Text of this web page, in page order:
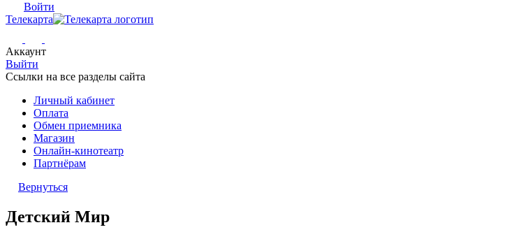
Войти
Телекарта
Аккаунт
Выйти
Ссылки на все разделы сайта
Личный кабинет
Оплата
Обмен приемника
Магазин
Онлайн-кинотеатр
Партнёрам
Вернуться
Детский Мир